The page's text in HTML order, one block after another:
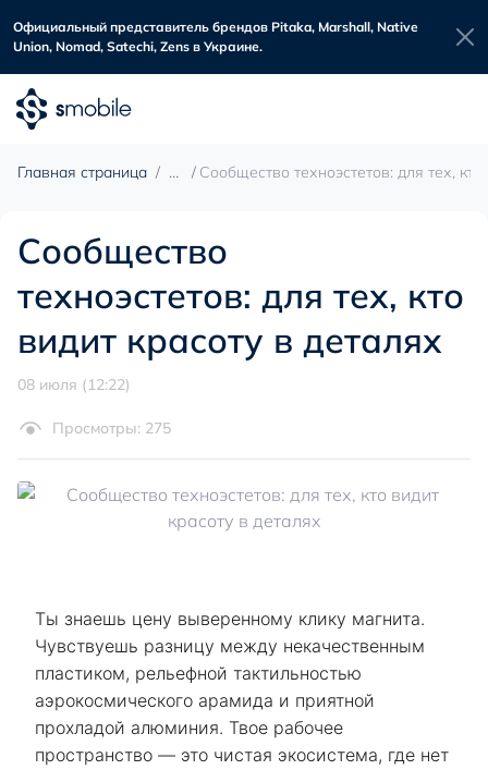
Официальный представитель брендов Pitaka, Marshall, Native
Union, Nomad, Satechi, Zens в Украине.
Главная страница Сообщество техноэстетов: для тех,
Сообщество
техноэстетов: для тех, кто
видит красоту в деталях
08 июля (12:22)
Просмотры: 275
Ты знаешь цену выверенному клику магнита.
Чувствуешь разницу между некачественным
пластиком, рельефной тактильностью
аэрокосмического арамида и приятной
прохладой алюминия. Твое рабочее
пространство — это чистая экосистема, где нет